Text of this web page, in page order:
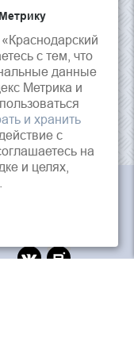
с тем, что
данные
Метрика и
и хранить
с
на
и целях,
край, ст.